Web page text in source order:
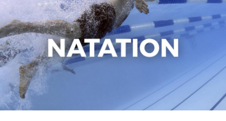
Accueil principal LSM
Nos sections sportives